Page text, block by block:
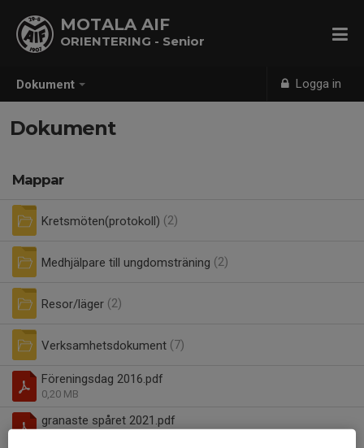
Dokument Logga in
MOTALA AIF
ORIENTERING - Senior
Dokument
Mappar
Kretsmöten(protokoll) (2)
Medhjälpare till ungdomsträning (2)
Resor/läger (2)
Verksamhetsdokument (7)
Föreningsdag 2016.pdf
0,20 MB
granaste spåret 2021.pdf